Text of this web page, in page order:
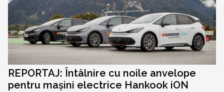
REPORTAJ: Întâlnire cu noile anvelope
pentru mașini electrice Hankook iON